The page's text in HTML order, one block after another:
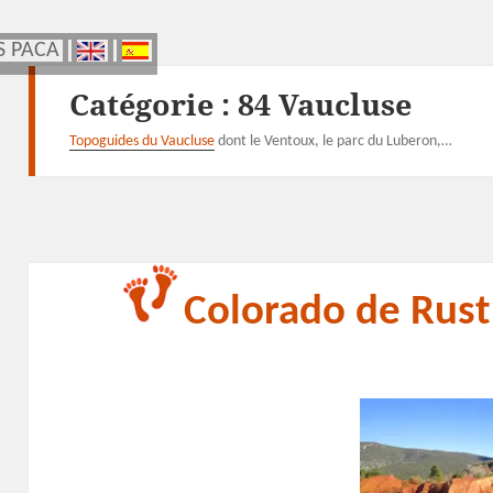
PACA
PACA
Catégorie :84 Vaucluse
Topoguides du Vaucluse dont le Ventoux, le parc du Luberon,…
Colorado de